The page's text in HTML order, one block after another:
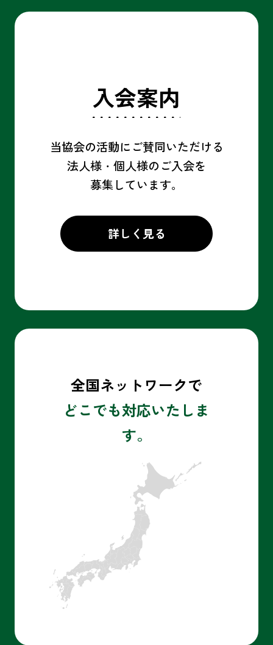
入会案内
当協会の活動にご賛同いただける
法人様・個人様の ご入会を
募集しています。
詳しく見る
全国ネットワークで
どこでも対応いたしま
す。